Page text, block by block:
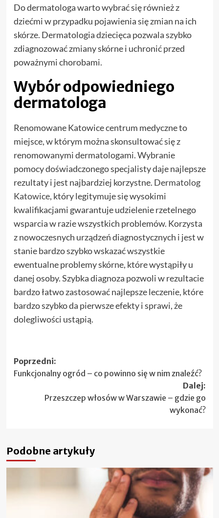
Do dermatologa warto wybrać się również z
dziećmi w przypadku pojawienia się zmian na ich
skórze. Dermatologia dziecięca pozwala szybko
zdiagnozować zmiany skórne i uchronić przed
poważnymi chorobami.
Wybór odpowiedniego
dermatologa
Renomowane Katowice centrum medyczne to
miejsce, w którym można skonsultować się z
renomowanymi dermatologami. Wybranie
pomocy doświadczonego specjalisty daje najlepsze
rezultaty i jest najbardziej korzystne. Dermatolog
Katowice, który legitymuje się wysokimi
kwalifikacjami gwarantuje udzielenie rzetelnego
wsparcia w razie wszystkich problemów. Korzysta
z nowoczesnych urządzeń diagnostycznych i jest w
stanie bardzo szybko wskazać wszystkie
ewentualne problemy skórne, które wystąpiły u
danej osoby. Szybka diagnoza pozwoli w rezultacie
bardzo łatwo zastosować najlepsze leczenie, które
bardzo szybko da pierwsze efekty i sprawi, że
dolegliwości ustąpią.
Zobacz
wpisy
Poprzedni:
Funkcjonalny ogród – co powinno się w nim znaleźć?
Dalej:
Przeszczep włosów w Warszawie – gdzie go
wykonać?
Podobne artykuły